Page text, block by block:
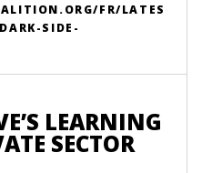
FR/LATES
SIDE-
LEARNING
SECTOR